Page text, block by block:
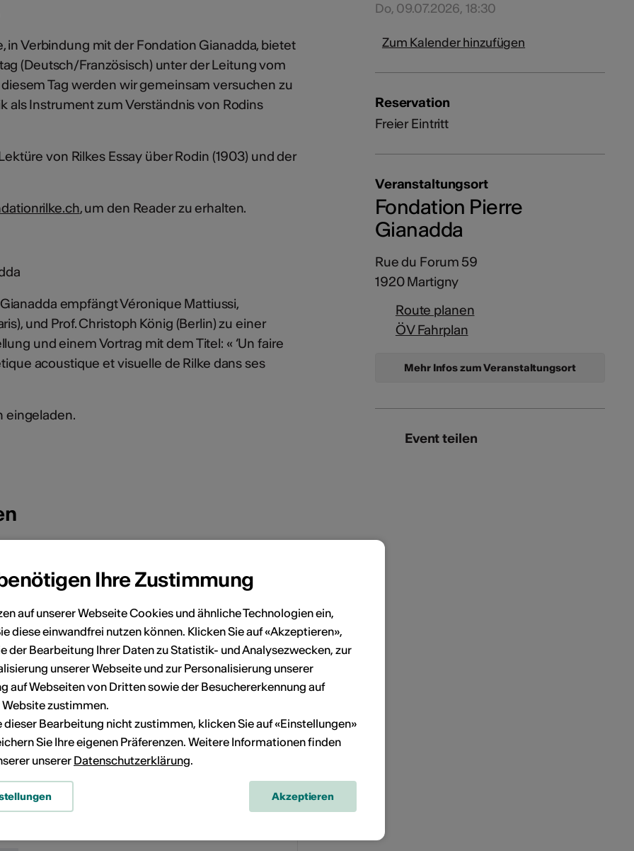
in Verbindung mit der Fondation Gianadda, bietet
(Deutsch/Französisch) unter der Leitung vom
diesem Tag werden wir gemeinsam versuchen zu
als Instrument zum Verständnis von Rodins
von Rilkes Essay über Rodin (1903) und der
, um den Reader zu erhalten.
empfängt Véronique Mattiussi,
und Prof. Christoph König (Berlin) zu einer
und einem Vortrag mit dem Titel: « ‘Un faire
acoustique et visuelle de Rilke dans ses
eingeladen.
4 5
11 12
19
26
1 2
3 4 5 6 7 8 9
10
17 18 19 20 21 22 23
24 25 26 27
Do, 09.07.2026, 18:30
Zum Kalender hinzufügen
Reservation
Freier Eintritt
Veranstaltungsort
Fondation Pierre
Gianadda
Rue du Forum 59
1920 Martigny
Route planen
ÖV Fahrplan
Mehr Infos zum Veranstaltungsort
Event teilen
Ihre Zustimmung
auf unserer Webseite Cookies und ähnliche Technologien ein,
diese einwandfrei nutzen können. Klicken Sie auf «Akzeptieren»,
der Bearbeitung Ihrer Daten zu Statistik- und Analysezwecken, zur
unserer Webseite und zur Personalisierung unserer
auf Webseiten von Dritten sowie der Besuchererkennung auf
Website zustimmen.
dieser Bearbeitung nicht zustimmen, klicken Sie auf «Einstellungen»
Sie Ihre eigenen Präferenzen. Weitere Informationen finden
unserer Datenschutzerklärung.
Akzeptieren